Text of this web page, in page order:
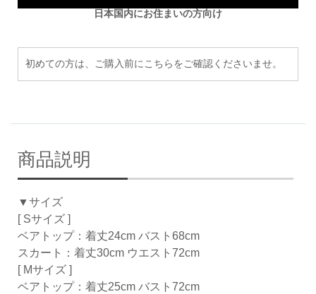
日本国内にお住まいの方向け
初めての方は、ご購入前にこちらをご確認くださいませ。
商品説明
▼サイズ
[ Sサイズ ]
ベアトップ：着丈24cm バスト68cm
スカート：着丈30cm ウエスト72cm
[ Mサイズ ]
ベアトップ：着丈25cm バスト72cm